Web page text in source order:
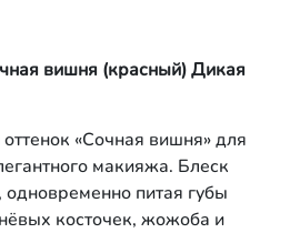
вишня (красный) Дикая
«Сочная вишня» для
макияжа. Блеск
одновременно питая губы
косточек, жожоба и